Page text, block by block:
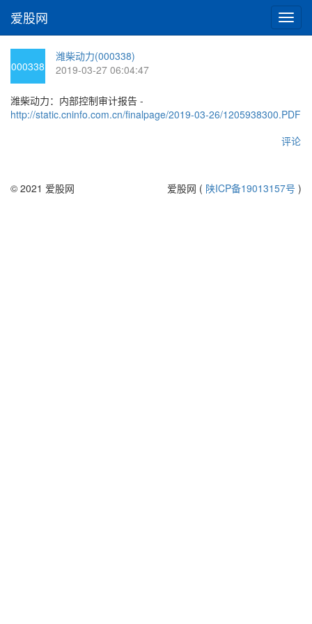
切
换
爱股网
000338
潍柴动力(000338)
2019-03-27 06:04:47
潍柴动力：内部控制审计报告 -
http://static.cninfo.com.cn/finalpage/2019-03-26/1205938300.PDF
评论
© 2021 爱股网 爱股网 ( 陕ICP备19013157号 )